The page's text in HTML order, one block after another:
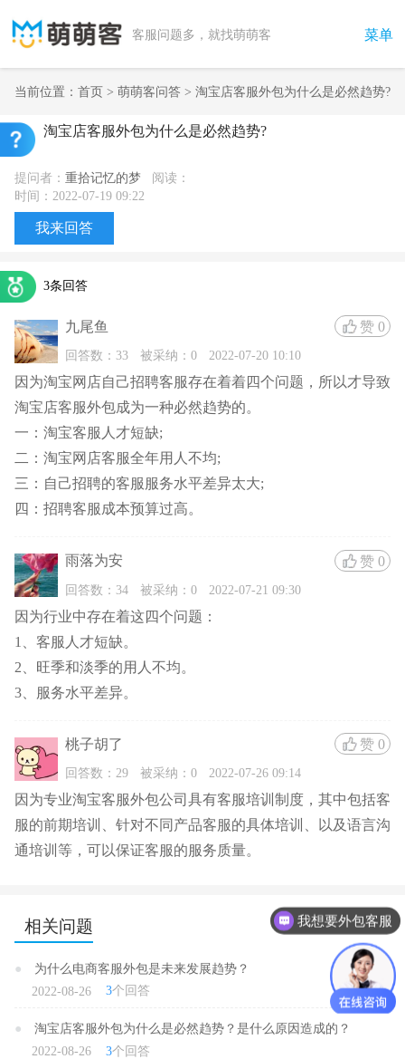
菜单
客服问题多，就找萌萌客
当前位置： 首页 > 萌萌客问答 > 淘宝店客服外包为什么是必然趋势?
淘宝店客服外包为什么是必然趋势?
提问者： 重拾记忆的梦
阅读：
时间：2022-07-19 09:22
我来回答
3条回答
九尾鱼 赞0
回答数：33 被采纳：0 2022-07-20 10:10
因为淘宝网店自己招聘客服存在着着四个问题，所以才导致
淘宝店客服外包成为一种必然趋势的。
一：淘宝客服人才短缺;
二：淘宝网店客服全年用人不均;
三：自己招聘的客服服务水平差异太大;
四：招聘客服成本预算过高。
雨落为安 赞0
回答数：34 被采纳：0 2022-07-21 09:30
因为行业中存在着这四个问题：
1、客服人才短缺。
2、旺季和淡季的用人不均。
3、服务水平差异。
桃子胡了 赞0
回答数：29 被采纳：0 2022-07-26 09:14
因为专业淘宝客服外包公司具有客服培训制度，其中包括客
服的前期培训、针对不同产品客服的具体培训、以及语言沟
通培训等，可以保证客服的服务质量。
相关问题
●
为什么电商客服外包是未来发展趋势？
2022-08-26
3个回答
●
淘宝店客服外包为什么是必然趋势？是什么原因造成的？
2022-08-26
3个回答
我想要外包客服